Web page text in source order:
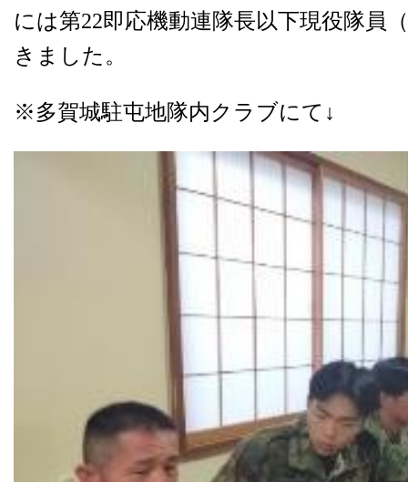
には第22即応機動連隊長以下現役隊員
きました。
※多賀城駐屯地隊内クラブにて↓